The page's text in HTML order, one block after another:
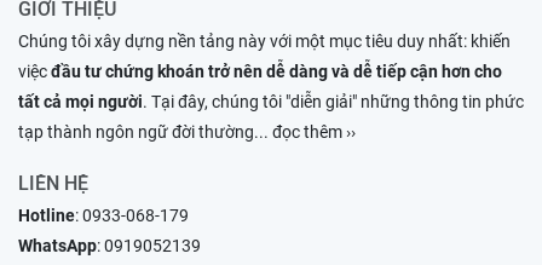
GIỚI THIỆU
Chúng tôi xây dựng nền tảng này với một mục tiêu duy nhất: khiến
việcđầu tư chứng khoán trở nên dễ dàng và dễ tiếp cận hơn cho
tất cả mọi người. Tại đây, chúng tôi "diễn giải" những thông tin phức
tạp thành ngôn ngữ đời thường... đọc thêm ››
LIÊN HỆ
Hotline:0933-068-179
WhatsApp:0919052139